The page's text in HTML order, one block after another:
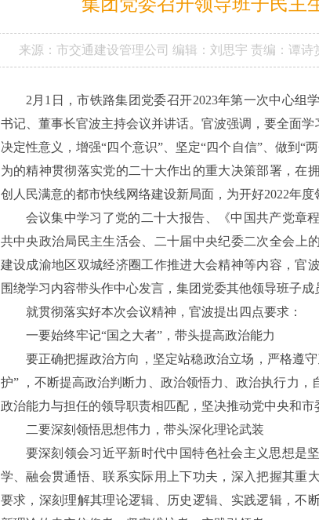
来源： 市交通建设管理公司 编辑：刘思宇 责编：谭诗
2月1日，市铁路集团党委召开2023年第一次中心组
书记、董事长官波主持会议并讲话。官波强调，要全面
决定性意义，增强“四个意识”、坚定“四个自信”、做到“
为的精神贯彻落实党的二十大作出的重大决策部署，在
创人民满意的都市快线网络建设新局面，为开好2022年度
会议集中学习了党的二十大报告、《中国共产党章
共中央政治局民主生活会、二十届中央纪委二次全会上
建设成渝地区双城经济圈工作推进大会精神等内容，官
围绕学习内容带头作中心发言，集团党委其他领导班子成
就贯彻落实好本次会议精神，官波提出四点要求：
一要始终牢记“国之大者”，带头提高政治能力
要正确把握政治方向，坚定站稳政治立场，严格遵
护” ，不断提高政治判断力、政治领悟力、政治执行力
政治能力与担任的领导职责相匹配，坚决推动党中央和市
二要深刻领悟思想伟力，带头深化理论武装
要深刻领会习近平新时代中国特色社会主义思想是
学、融会贯通悟、联系实际用上下功夫，深入把握其重
要求，深刻理解其理论逻辑、历史逻辑、实践逻辑，不